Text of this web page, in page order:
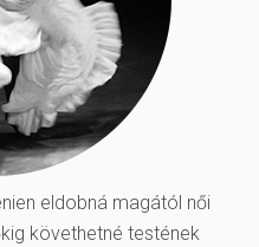
eldobná magától női
követhetné testének